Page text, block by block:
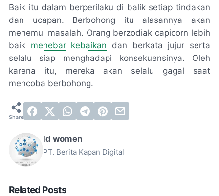
Baik itu dalam berperilaku di balik setiap tindakan
dan ucapan. Berbohong itu alasannya akan
menemui masalah. Orang berzodiak capicorn lebih
baik menebar kebaikan dan berkata jujur serta
selalu siap menghadapi konsekuensinya. Oleh
karena itu, mereka akan selalu gagal saat
mencoba berbohong.
Id women
PT. Berita Kapan Digital
Related Posts